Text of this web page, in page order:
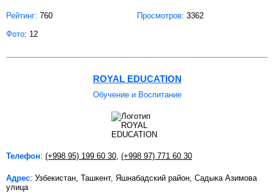
Рейтинг: 760 Просмотров: 3362
Фото: 12
ROYAL EDUCATION
Обучение и Воспитание
Телефон: (+998 95) 199 60 30, (+998 97) 771 60 30
Адрес: Узбекистан, Ташкент, Яшнабадский район, Садыка Азимова
улица